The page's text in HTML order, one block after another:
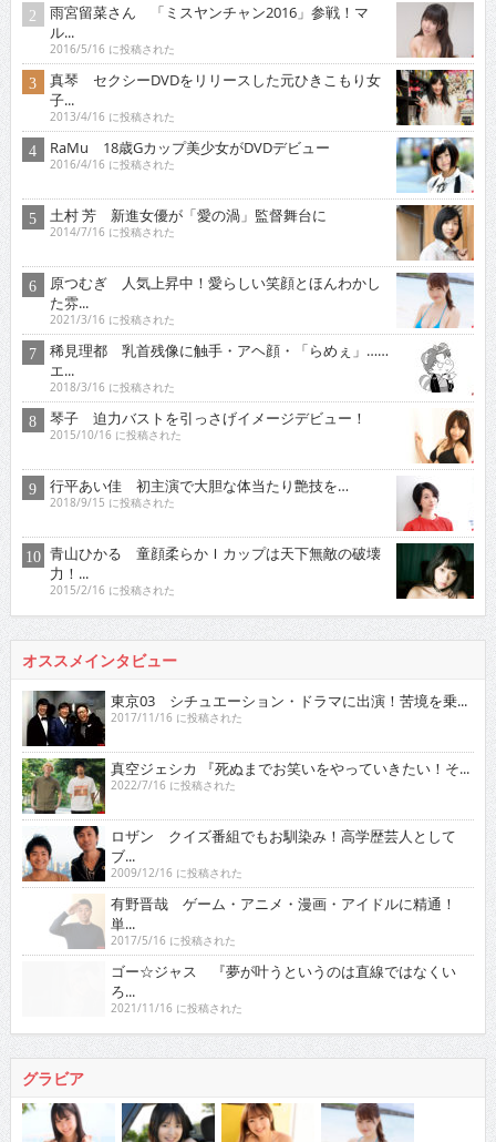
雨宮留菜さん 「ミスヤンチャン2016」参戦！マ
ル...
2016/5/16 に投稿された
真琴 セクシーDVDをリリースした元ひきこもり女
子...
2013/4/16 に投稿された
RaMu 18歳Gカップ美少女がDVDデビュー
2016/4/16 に投稿された
土村 芳 新進女優が「愛の渦」監督舞台に
2014/7/16 に投稿された
原つむぎ 人気上昇中！愛らしい笑顔とほんわかし
た雰...
2021/3/16 に投稿された
稀見理都 乳首残像に触手・アヘ顔・「らめぇ」……
エ...
2018/3/16 に投稿された
琴子 迫力バストを引っさげイメージデビュー！
2015/10/16 に投稿された
行平あい佳 初主演で大胆な体当たり艶技を…
2018/9/15 に投稿された
青山ひかる 童顔柔らかＩカップは天下無敵の破壊
力！...
2015/2/16 に投稿された
オススメインタビュー
東京03 シチュエーション・ドラマに出演！苦境を乗...
2017/11/16 に投稿された
真空ジェシカ 『死ぬまでお笑いをやっていきたい！そ...
2022/7/16 に投稿された
ロザン クイズ番組でもお馴染み！高学歴芸人として
ブ...
2009/12/16 に投稿された
有野晋哉 ゲーム・アニメ・漫画・アイドルに精通！
単...
2017/5/16 に投稿された
ゴー☆ジャス 『夢が叶うというのは直線ではなくい
ろ...
2021/11/16 に投稿された
グラビア